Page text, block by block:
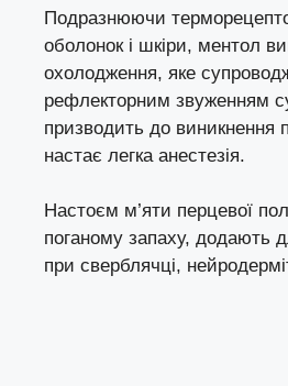
Подразнюючи
оболонок і шкіри, ментол
охолодження, яке
рефлекторним звуженням
призводить до виникнення
настає легка анестезія.
Настоєм м’яти перцевої
поганому запаху, додають
при сверблячці,